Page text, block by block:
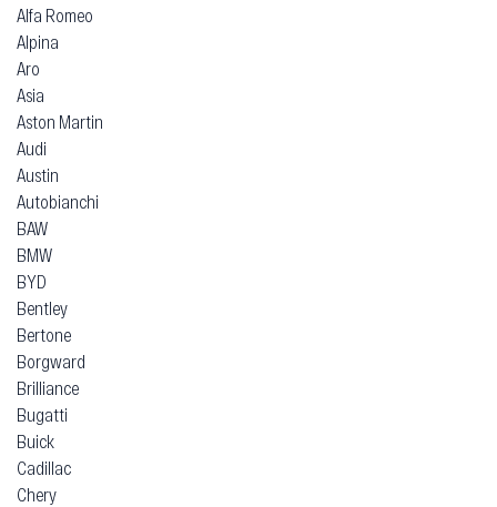
Alfa Romeo
Alpina
Aro
Asia
Aston Martin
Audi
Austin
Autobianchi
BAW
BMW
BYD
Bentley
Bertone
Borgward
Brilliance
Bugatti
Buick
Cadillac
Chery